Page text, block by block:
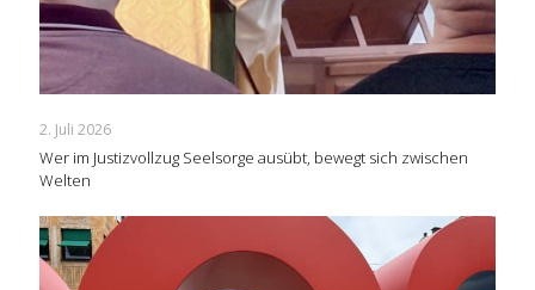
2. Juli 2026
Wer im Justizvollzug Seelsorge ausübt, bewegt sich zwischen
Welten